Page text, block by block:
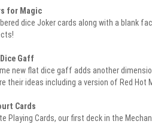
for Magic
dice Joker cards along with a blank
Gaff
new flat dice gaff adds another
their ideas including a version of Red
Cards
Playing Cards, our first deck in the